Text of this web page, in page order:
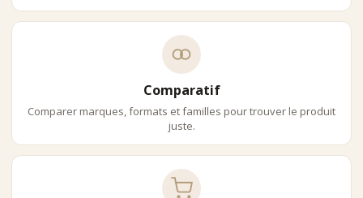
Comparatif
Comparer marques, formats et familles pour trouver le produit
juste.